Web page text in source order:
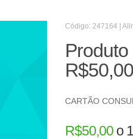
Código: 247164 |
R$50,00
CARTÃO
R$50,00o